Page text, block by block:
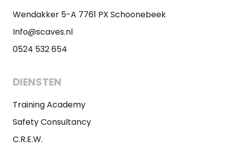
Wendakker 5-A 7761 PX Schoonebeek
Info@scaves.nl
0524 532 654
DIENSTEN
Training Academy
Safety Consultancy
C.R.E.W.